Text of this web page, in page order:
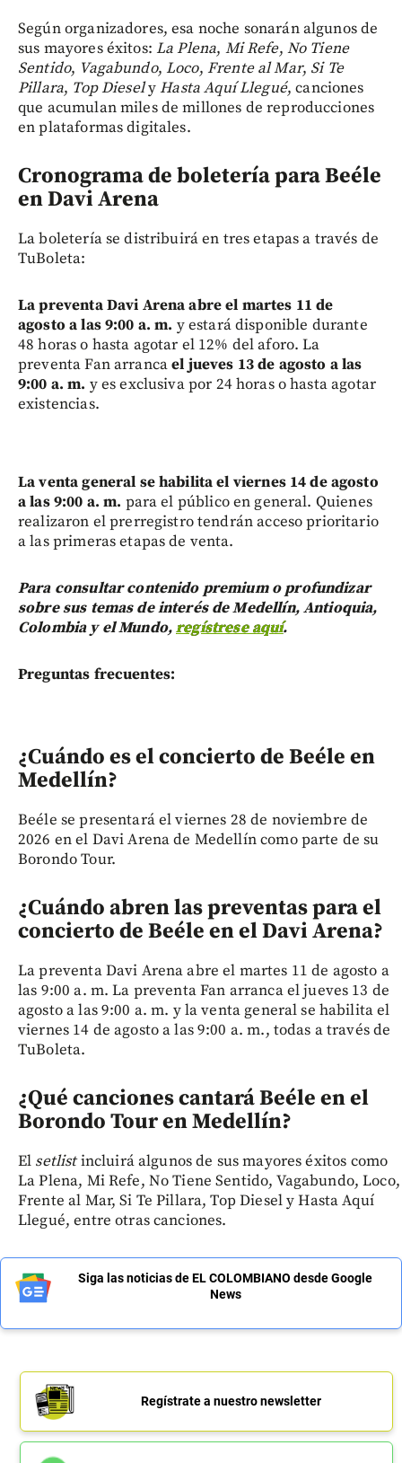
Según organizadores, esa noche sonarán algunos de
sus mayores éxitos: La Plena, Mi Refe, No Tiene
Sentido, Vagabundo,Loco, Frente al Mar, Si Te
Pillara, Top DieselyHasta Aquí Llegué, canciones
que acumulan miles de millones de reproducciones
en plataformas digitales.
Cronograma de boletería para Beéle
en Davi Arena
La boletería se distribuirá en tres etapas a través de
TuBoleta:
La preventa Davi Arena abre el martes 11 de
agosto a las 9:00 a. m. y estará disponible durante
48 horas o hasta agotar el 12% del aforo. La
preventa Fan arrancael jueves 13 de agosto a las
9:00 a. m. y es exclusiva por 24 horas o hasta agotar
existencias.
La venta general se habilita el viernes 14 de agosto
a las 9:00 a. m. para el público en general. Quienes
realizaron el prerregistro tendrán acceso prioritario
a las primeras etapas de venta.
Para consultar contenido premium o profundizar
sobre sus temas de interés de Medellín, Antioquia,
Colombia y el Mundo,regístrese aquí.
Preguntas frecuentes:
¿Cuándo es el concierto de Beéle en
Medellín?
Beéle se presentará el viernes 28 de noviembre de
2026 en el Davi Arena de Medellín como parte de su
Borondo Tour.
¿Cuándo abren las preventas para el
concierto de Beéle en el Davi Arena?
La preventa Davi Arena abre el martes 11 de agosto a
las 9:00 a. m. La preventa Fan arranca el jueves 13 de
agosto a las 9:00 a. m. y la venta general se habilita el
viernes 14 de agosto a las 9:00 a. m., todas a través de
TuBoleta.
¿Qué canciones cantará Beéle en el
Borondo Tour en Medellín?
El setlistincluirá algunos de sus mayores éxitos como
La Plena, Mi Refe, No Tiene Sentido, Vagabundo, Loco,
Frente al Mar, Si Te Pillara, Top Diesel y Hasta Aquí
Llegué, entre otras canciones.
Siga las noticias de EL COLOMBIANO desde Google
News
Regístrate a nuestro newsletter